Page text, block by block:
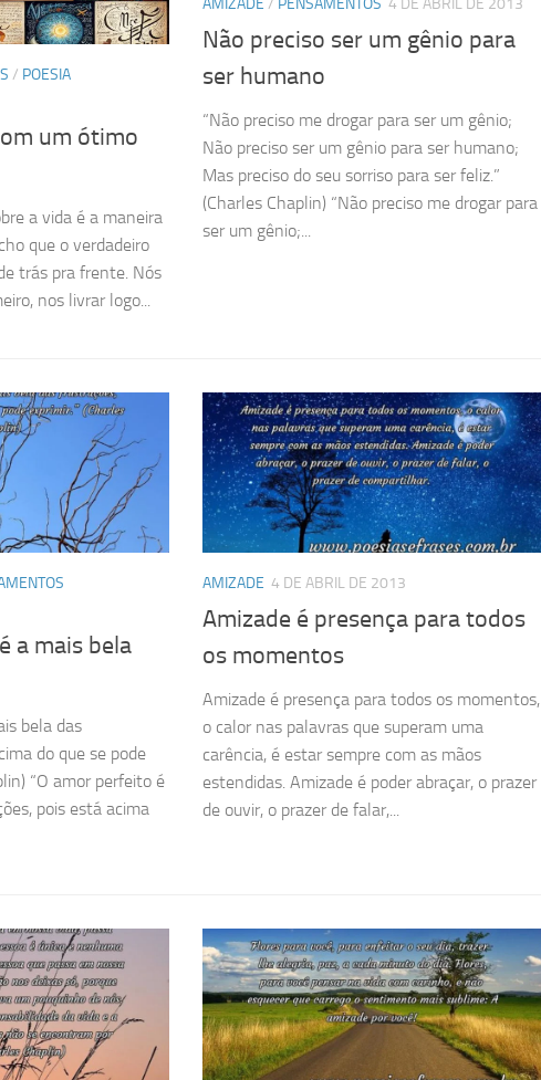
/ POESIA
um ótimo
a vida é a maneira
que o verdadeiro
trás pra frente. Nós
nos livrar logo...
AMIZADE / PENSAMENTOS 4 DE ABRIL DE 2013
Não preciso ser um gênio para
ser humano
“Não preciso me drogar para ser um gênio;
Não preciso ser um gênio para ser humano;
Mas preciso do seu sorriso para ser feliz.”
(Charles Chaplin) “Não preciso me drogar para
ser um gênio;...
a mais bela
bela das
do que se pode
“O amor perfeito é
pois está acima
AMIZADE 4 DE ABRIL DE 2013
Amizade é presença para todos
os momentos
Amizade é presença para todos os momentos,
o calor nas palavras que superam uma
carência, é estar sempre com as mãos
estendidas. Amizade é poder abraçar, o prazer
de ouvir, o prazer de falar,...